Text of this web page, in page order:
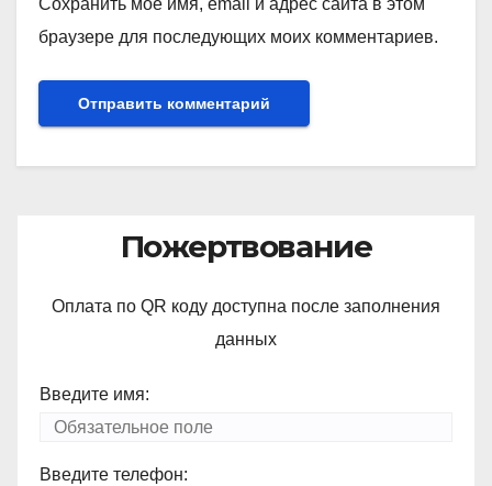
браузере для последующих моих комментариев.
Пожертвование
Оплата по QR коду доступна после заполнения
данных
Введите имя:
Введите телефон: